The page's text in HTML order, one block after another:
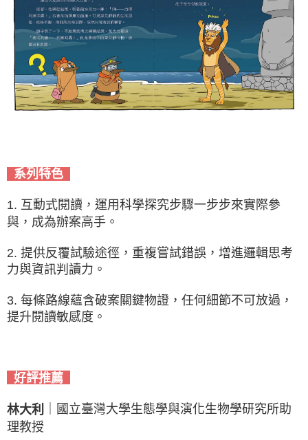
系列特色
1. 互動式閱讀，運用科學探究步驟一步步來實際參
與，成為辦案高手。
2. 提供反覆試驗途徑，重複嘗試錯誤，增進邏輯思考
力與資訊判讀力。
3. 每條路線蘊含破案關鍵物證，任何細節不可放過，
提升閱讀敏感度。
好評推薦
林大利
｜國立臺灣大學生態學與演化生物學研究所助
理教授